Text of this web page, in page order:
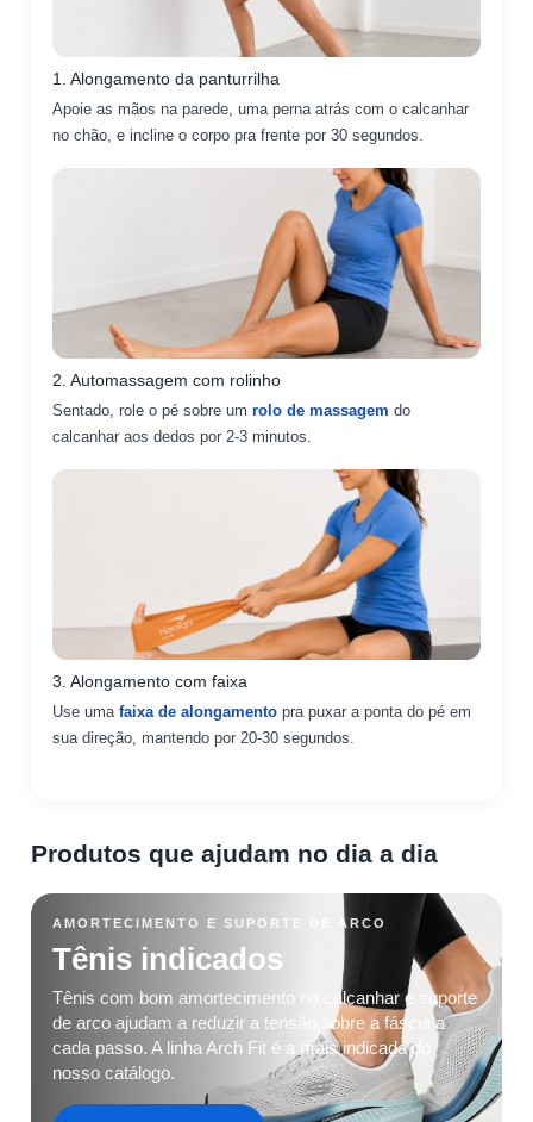
1. Alongamento da panturrilha
Apoie as mãos na parede, uma perna atrás com o calcanhar
no chão, e incline o corpo pra frente por 30 segundos.
2. Automassagem com rolinho
Sentado, role o pé sobre um rolo de massagem do
calcanhar aos dedos por 2-3 minutos.
3. Alongamento com faixa
Use uma faixa de alongamento pra puxar a ponta do pé em
sua direção, mantendo por 20-30 segundos.
Produtos que ajudam no dia a dia
AMORTECIMENTO E SUPORTE DE ARCO
Tênis indicados
Tênis com bom amortecimento no calcanhar e suporte
de arco ajudam a reduzir a tensão sobre a fáscia a
cada passo. A linha Arch Fit é a mais indicada do
nosso catálogo.